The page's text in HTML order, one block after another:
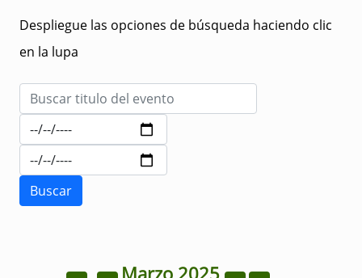
Despliegue las opciones de búsqueda haciendo clic
en la lupa